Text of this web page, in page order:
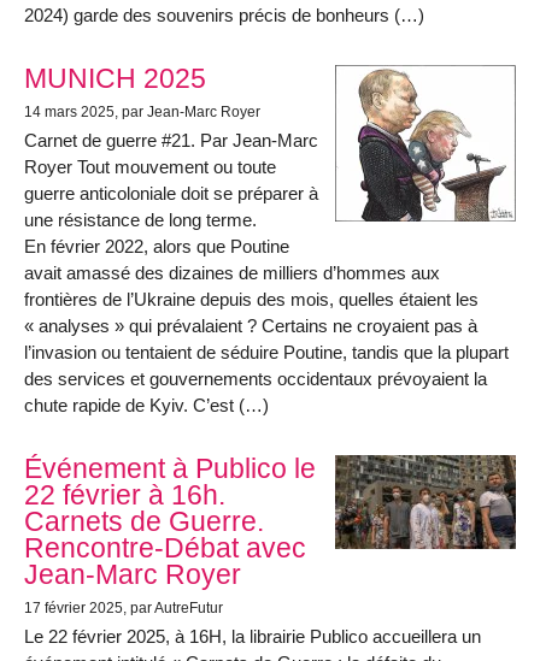
2024) garde des souvenirs précis de bonheurs (…)
MUNICH 2025
14 mars 2025 , par Jean-Marc Royer
Carnet de guerre #21. Par Jean-Marc
Royer Tout mouvement ou toute
guerre anticoloniale doit se préparer à
une résistance de long terme.
En février 2022, alors que Poutine
avait amassé des dizaines de milliers d’hommes aux
frontières de l’Ukraine depuis des mois, quelles étaient les
« analyses » qui prévalaient ? Certains ne croyaient pas à
l’invasion ou tentaient de séduire Poutine, tandis que la plupart
des services et gouvernements occidentaux prévoyaient la
chute rapide de Kyiv. C’est (…)
Événement à Publico le
22 février à 16h.
Carnets de Guerre.
Rencontre-Débat avec
Jean-Marc Royer
17 février 2025 , par AutreFutur
Le 22 février 2025, à 16H, la librairie Publico accueillera un